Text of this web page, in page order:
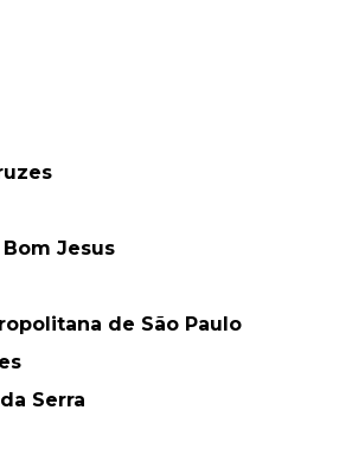
Bom Jesus
de São Paulo
da Serra